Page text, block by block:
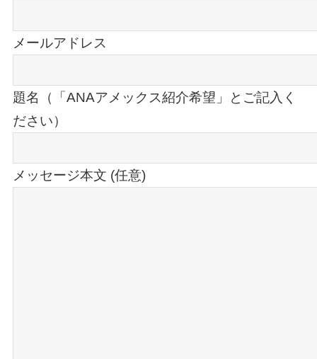
メールアドレス
題名（「ANAアメックス紹介希望」とご記入く
ださい）
メッセージ本文 (任意)